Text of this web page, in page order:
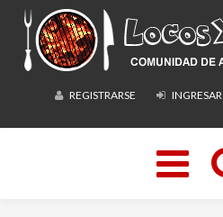
REGISTRARSE INGRESAR
Toggle
navigation